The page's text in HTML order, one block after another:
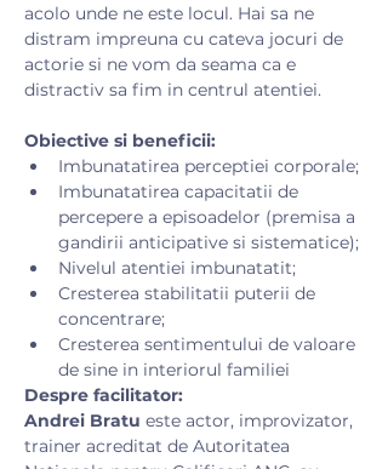
acolo unde ne este locul. Hai sa ne
distram impreuna cu cateva jocuri de
actorie si ne vom da seama ca e
distractiv sa fim in centrul atentiei.
Obiective si beneficii:
Imbunatatirea perceptiei corporale;
Imbunatatirea capacitatii de
percepere a episoadelor (premisa a
gandirii anticipative si sistematice);
Nivelul atentiei imbunatatit;
Cresterea stabilitatii puterii de
concentrare;
Cresterea sentimentului de valoare
de sine in interiorul familiei
Despre facilitator:
Andrei Bratu este actor, improvizator,
trainer acreditat de Autoritatea